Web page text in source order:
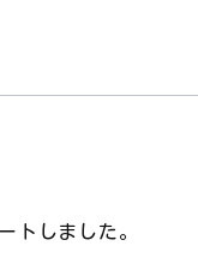
トしました。